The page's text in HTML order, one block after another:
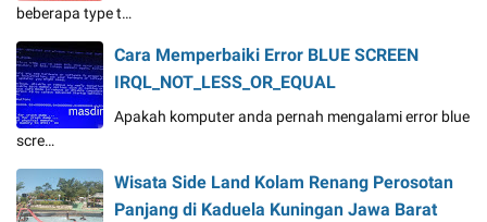
beberapa type t…
Cara Memperbaiki Error BLUE SCREEN
IRQL_NOT_LESS_OR_EQUAL
Apakah komputer anda pernah mengalami error blue
scre…
Wisata Side Land Kolam Renang Perosotan
Panjang di Kaduela Kuningan Jawa Barat